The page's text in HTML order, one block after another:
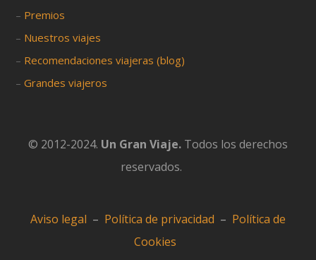
– Premios
– Nuestros viajes
– Recomendaciones viajeras (blog)
–Grandes viajeros
© 2012-2024. Un Gran Viaje. Todos los derechos
reservados.
Aviso legal – Política de privacidad – Política de
Cookies